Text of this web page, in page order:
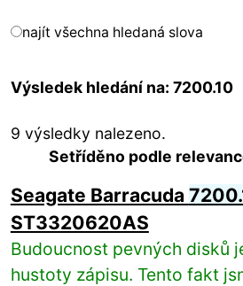
najít všechna hledaná slova
Výsledek hledání na: 7200.10
9 výsledky nalezeno.
Setříděno podle
Seagate Barracuda
ST3320620AS
Budoucnost pevných disků
hustoty zápisu. Tento fakt